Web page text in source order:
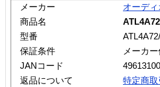
メーカー
オーデ
商品名
型番
保証条件
メーカ
JANコード
返品について
特定商